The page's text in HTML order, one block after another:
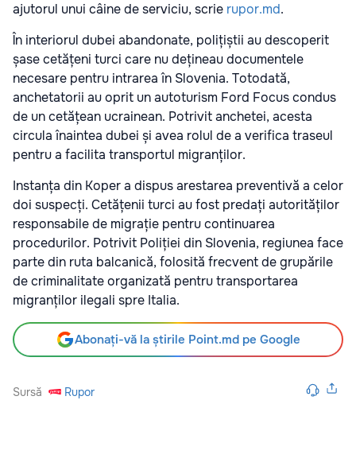
ajutorul unui câine de serviciu, scrie rupor.md.
În interiorul dubei abandonate, polițiștii au descoperit
șase cetățeni turci care nu dețineau documentele
necesare pentru intrarea în Slovenia. Totodată,
anchetatorii au oprit un autoturism Ford Focus condus
de un cetățean ucrainean. Potrivit anchetei, acesta
circula înaintea dubei și avea rolul de a verifica traseul
pentru a facilita transportul migranților.
Instanța din Koper a dispus arestarea preventivă a celor
doi suspecți. Cetățenii turci au fost predați autorităților
responsabile de migrație pentru continuarea
procedurilor. Potrivit Poliției din Slovenia, regiunea face
parte din ruta balcanică, folosită frecvent de grupările
de criminalitate organizată pentru transportarea
migranților ilegali spre Italia.
Abonați-vă la știrile Point.md pe Google
Sursă Rupor